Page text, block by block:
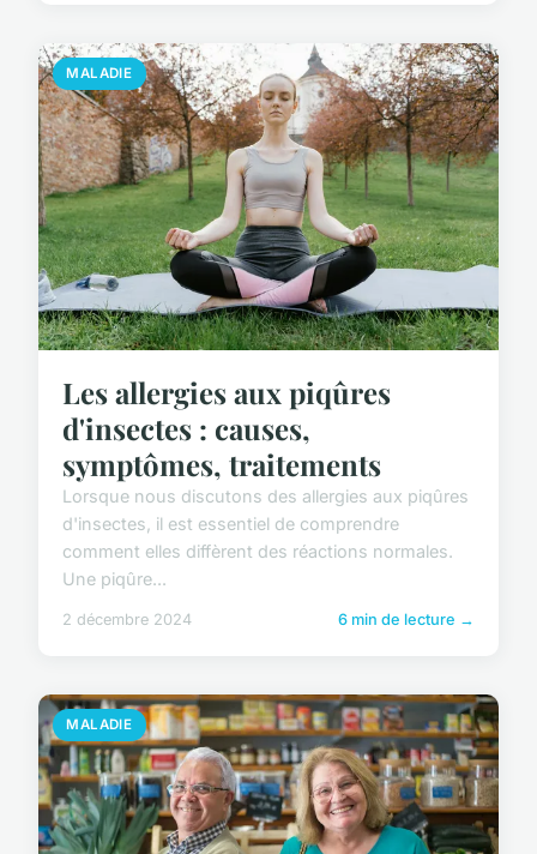
MALADIE
Les allergies aux piqûres
d'insectes : causes,
symptômes, traitements
Lorsque nous discutons des allergies aux piqûres
d'insectes, il est essentiel de comprendre
comment elles diffèrent des réactions normales.
Une piqûre...
2 décembre 2024 6 min de lecture →
MALADIE